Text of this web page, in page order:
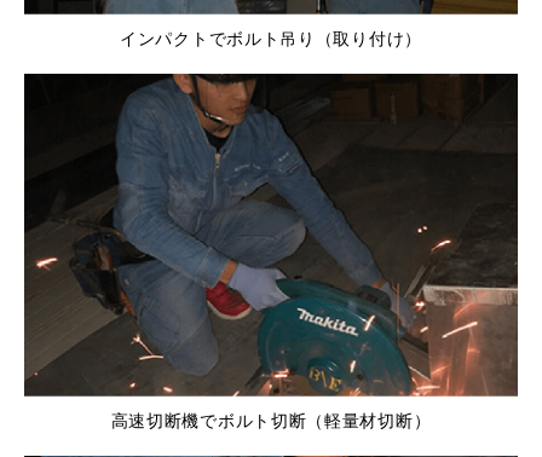
インパクトでボルト吊り（取り付け）
高速切断機でボルト切断（軽量材切断）